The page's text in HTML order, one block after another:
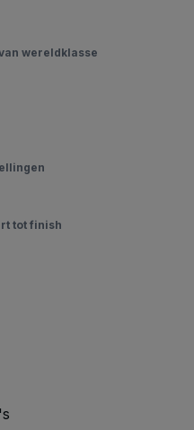
wereldklasse
tot finish